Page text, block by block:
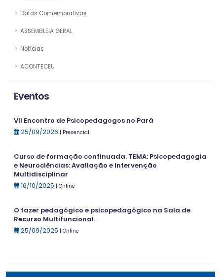
Datas Comemorativas
ASSEMBLEIA GERAL
Notícias
ACONTECEU
Eventos
VII Encontro de Psicopedagogos no Pará
25/09/2026 | Presencial
Curso de formação continuada. TEMA: Psicopedagogia
e Neurociências: Avaliação e Intervenção
Multidisciplinar
16/10/2025 | Online
O fazer pedagógico e psicopedagógico na Sala de
Recurso Multifuncional.
25/09/2025 | Online